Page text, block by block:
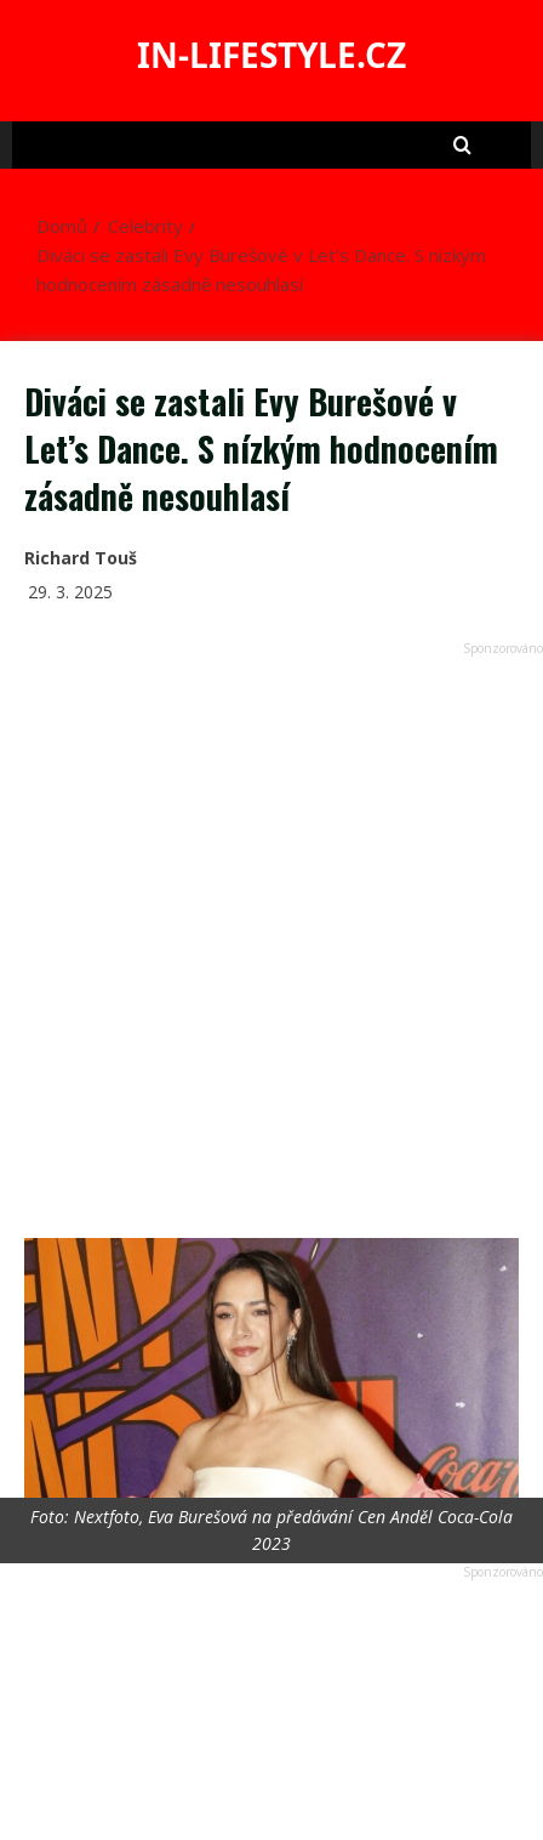
IN-LIFESTYLE.CZ
Domů
Celebrity
Diváci se zastali Evy Burešové v Let’s Dance. S nízkým
hodnocením zásadně nesouhlasí
Diváci se zastali Evy Burešové v
Let’s Dance. S nízkým hodnocením
zásadně nesouhlasí
Richard Touš
29. 3. 2025
Foto: Nextfoto, Eva Burešová na předávání Cen Anděl Coca-Cola
2023